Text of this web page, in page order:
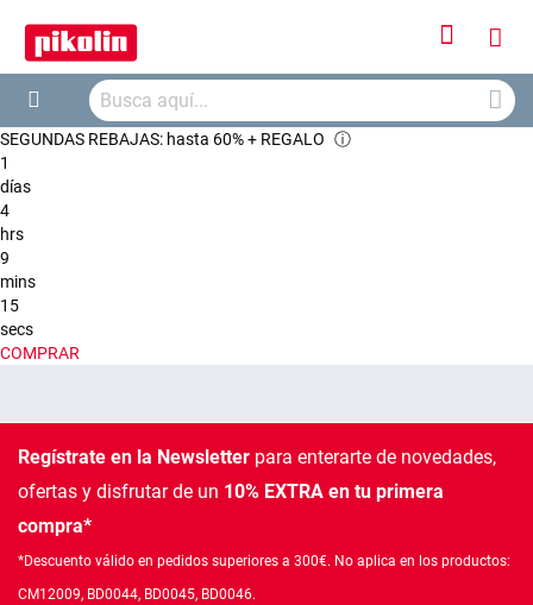
Iniciar
Buscar
SEGUNDAS REBAJAS: hasta 60% + REGALO ⓘ
1
días
4
hrs
9
mins
15
secs
COMPRAR
Regístrate en la Newsletter para enterarte de novedades,
ofertas y disfrutar de un 10% EXTRA en tu primera
compra*
*Descuento válido en pedidos superiores a 300€. No aplica en los productos:
CM12009, BD0044, BD0045, BD0046.